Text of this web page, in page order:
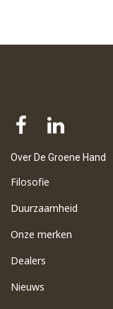
Over De Groene Hand
Filosofie
Duurzaamheid
Onze merken
Dealers
Nieuws